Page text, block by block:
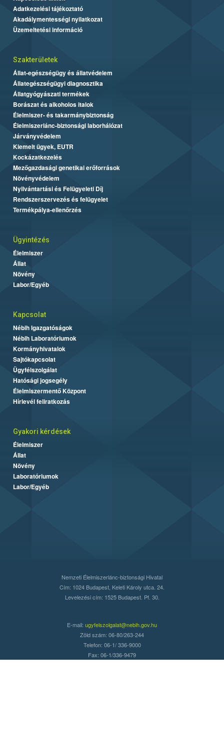
Adatkezelési tájékoztató
Akadálymentességi nyilatkozat
Üzemeltetési információ
Szakterületek
Állat-egészségügy és állatvédelem
Állategészségügyi diagnosztika
Állatgyógyászati termékek
Borászat és alkoholos italok
Élelmiszer- és takarmánybiztonság
Élelmiszerlánc-biztonsági laborhálózat
Járványvédelem
Kiemelt ügyek, EUTR
Kockázatkezelés
Mezőgazdasági genetikai erőforrások
Növényvédelem
Nyilvántartási és Felügyeleti Díj
Rendszerszervezés és felügyelet
Termékpálya-ellenőrzés
Ügyintézés
Élelmiszer
Állat
Növény
Labor/Egyéb
Kapcsolat
Nébih Igazgatóságok
Nébih Laboratóriumok
Kormányhivatalok
Sajtókapcsolat
Ügyfélszolgálat
Hatósági jogsegély
Élelmiszermentő Központ
Hírlevél feliratkozás
Gyakori kérdések
Élelmiszer
Állat
Növény
Laboratóriumok
Labor/Egyéb
Nemzeti Élelmiszerlánc-biztonsági Hivatal
Cím: 1024 Budapest, Keleti Károly utca. 24.
Levelezési cím: 1525 Budapest. Pf. 30.
E-mail: ugyfelszolgalat@nebih.gov.hu
Zöld szám: 06-80/263-244
Telefon: 06-1/ 336-9000
Fax: 06-1/336-9479